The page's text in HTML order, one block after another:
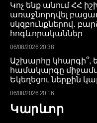
Կոչ ենք անում ՀՀ
առաջնորդվել
սկզբունքներով․
հոգևորականներ
06/08/2026 20:38
Աշխարհը կհարգի՞,
համակարգը
Եկեղեցու ներքին
06/08/2026 20:16
Կարևոր